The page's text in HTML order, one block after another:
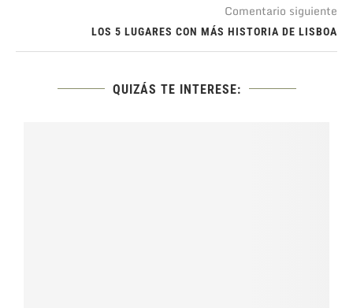
Comentario siguiente
LOS 5 LUGARES CON MÁS HISTORIA DE LISBOA
QUIZÁS TE INTERESE: